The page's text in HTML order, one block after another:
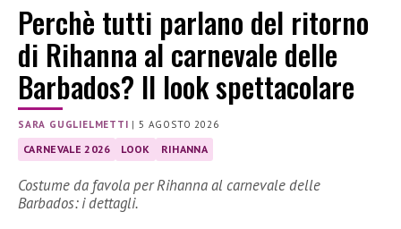
Perchè tutti parlano del ritorno
di Rihanna al carnevale delle
Barbados? Il look spettacolare
SARA GUGLIELMETTI |5 AGOSTO 2026
CARNEVALE 2026 LOOK RIHANNA
Costume da favola per Rihanna al carnevale delle
Barbados: i dettagli.